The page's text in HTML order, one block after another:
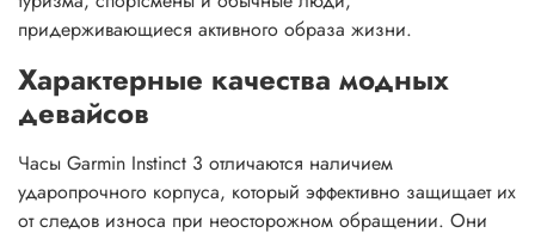
придерживающиеся активного образа жизни.
Характерные качества модных
девайсов
Часы Garmin Instinct 3 отличаются наличием
ударопрочного корпуса, который эффективно защищает их
от следов износа при неосторожном обращении. Они